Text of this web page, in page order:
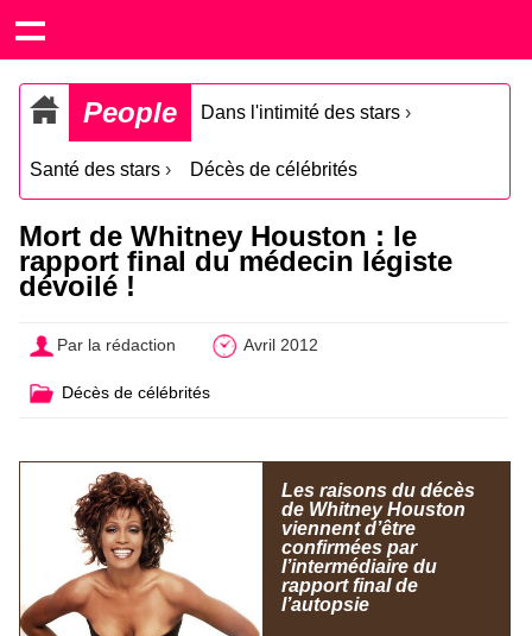
People Dans l'intimité des stars ›
Santé des stars › Décès de célébrités
Mort de Whitney Houston : le
rapport final du médecin légiste
dévoilé !
Par la rédaction Avril 2012
Décès de célébrités
Les raisons du décès
de Whitney Houston
viennent d’être
confirmées par
l’intermédiaire du
rapport final de
l’autopsie